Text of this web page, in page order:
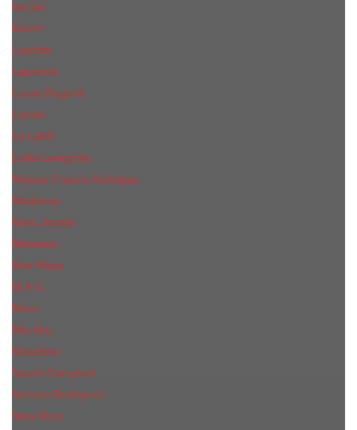
КиLian
Kenzo
Lacoste
Lancome
Laura Biagiotti
Lanvin
Lе Lab0
Lolita Lempicka
Maison Francis Kurkdjian
Madonna
Marc Jacobs
Mancera
Max Mara
M.А.C.
Mexx
Miu Miu
Mоsсhino
Naomi Campbell
Narciso Rodriguez
Nina Ricci